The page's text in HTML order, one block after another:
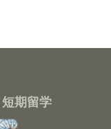
期留学